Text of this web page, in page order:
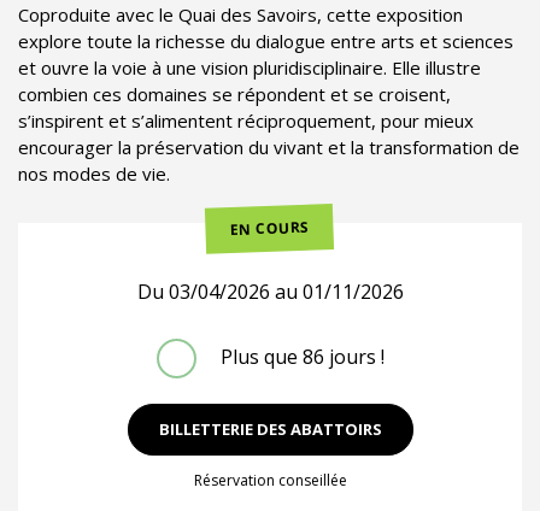
Coproduite avec le Quai des Savoirs, cette exposition
explore toute la richesse du dialogue entre arts et sciences
et ouvre la voie à une vision pluridisciplinaire. Elle illustre
combien ces domaines se répondent et se croisent,
s’inspirent et s’alimentent réciproquement, pour mieux
encourager la préservation du vivant et la transformation de
nos modes de vie.
EN COURS
Du 03/04/2026 au 01/11/2026
Plus que 86 jours !
BILLETTERIE DES ABATTOIRS
Réservation conseillée